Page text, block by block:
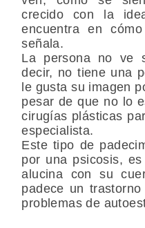
crecido con la
encuentra en
señala.
La persona no ve
decir, no tiene una
le gusta su imagen
pesar de que no lo
cirugías plásticas
especialista.
Este tipo de
por una psicosis,
alucina con su
padece un
problemas de